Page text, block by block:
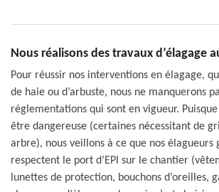
Nous réalisons des travaux d’élagage
Pour réussir nos interventions en élagage,
de haie ou d’arbuste, nous ne manquerons
réglementations qui sont en vigueur.
être dangereuse (certaines nécessitant de
arbre), nous veillons à ce que nos élagueurs
respectent le port d’EPI sur le chantier
lunettes de protection, bouchons d’oreilles,